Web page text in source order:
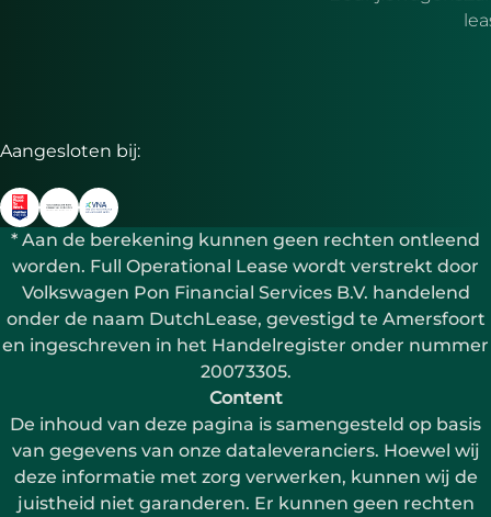
Aangesloten bij:
* Aan de berekening kunnen geen rechten ontleend
worden. Full Operational Lease wordt verstrekt door
Volkswagen Pon Financial Services B.V. handelend
onder de naam DutchLease, gevestigd te Amersfoort
en ingeschreven in het Handelregister onder nummer
20073305.
Content
De inhoud van deze pagina is samengesteld op basis
van gegevens van onze dataleveranciers. Hoewel wij
deze informatie met zorg verwerken, kunnen wij de
juistheid niet garanderen. Er kunnen geen rechten